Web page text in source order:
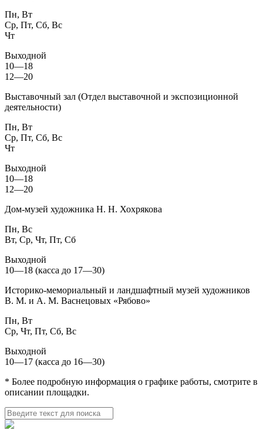
Пн, Вт
Ср, Пт, Сб, Вс
Чт
Выходной
10—18
12—20
Выставочный зал (Отдел выставочной и экспозиционной
деятельности)
Пн, Вт
Ср, Пт, Сб, Вс
Чт
Выходной
10—18
12—20
Дом-музей художника Н. Н. Хохрякова
Пн, Вс
Вт, Ср, Чт, Пт, Сб
Выходной
10—18 (касса до 17—30)
Историко-мемориальный и ландшафтный музей художников
В. М. и А. М. Васнецовых «Рябово»
Пн, Вт
Ср, Чт, Пт, Сб, Вс
Выходной
10—17 (касса до 16—30)
* Более подробную информация о графике работы, смотрите в
описании площадки.